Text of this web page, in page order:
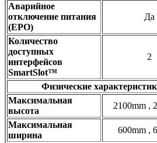
Аварийное
отключение питания
(EPO)
Да
Количество
доступных
интерфейсов
SmartSlot™
2
Физические
Максимальная
высота
2100mm ,
Максимальная
ширина
600mm ,